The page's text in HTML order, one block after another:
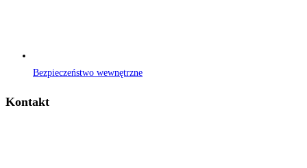
Bezpieczeństwo wewnętrzne
Kontakt